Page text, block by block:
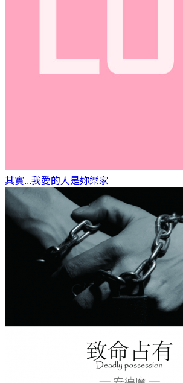
其實...我愛的人是妳樂家